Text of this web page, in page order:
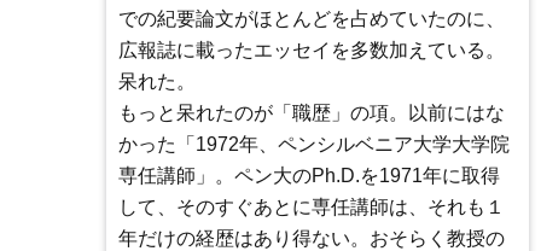
での紀要論文がほとんどを占めていたのに、
広報誌に載ったエッセイを多数加えている。
呆れた。
もっと呆れたのが「職歴」の項。以前にはな
かった「1972年、ペンシルベニア大学大学院
専任講師」。ペン大のPh.D.を1971年に取得
して、そのすぐあとに専任講師は、それも１
年だけの経歴はあり得ない。おそらく教授の